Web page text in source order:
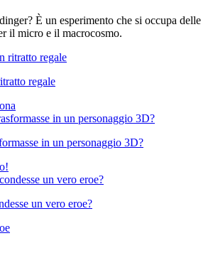
È un esperimento che si occupa delle
il micro e il macrocosmo.
regale
in un personaggio 3D?
un vero eroe?